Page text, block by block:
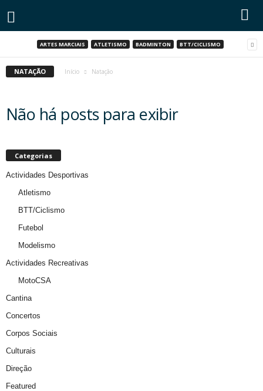
ARTES MARCIAIS ATLETISMO BADMINTON BTT/CICLISMO
NATAÇÃO Início Natação
Não há posts para exibir
Categorias
Actividades Desportivas
Atletismo
BTT/Ciclismo
Futebol
Modelismo
Actividades Recreativas
MotoCSA
Cantina
Concertos
Corpos Sociais
Culturais
Direção
Featured